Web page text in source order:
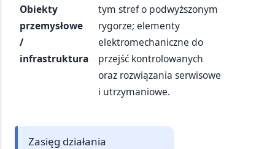
Obiekty
przemysłowe
/
infrastruktura
tym stref o podwyższonym
rygorze; elementy
elektromechaniczne do
przejść kontrolowanych
oraz rozwiązania serwisowe
i utrzymaniowe.
Zasięg działania